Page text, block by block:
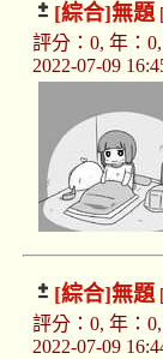
[綜合]無題
評分：0, 年：
2022-07-09
[綜合]無題
評分：0, 年：
2022-07-09